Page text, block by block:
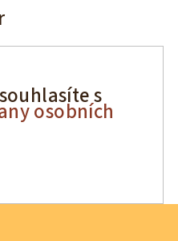
s
osobních